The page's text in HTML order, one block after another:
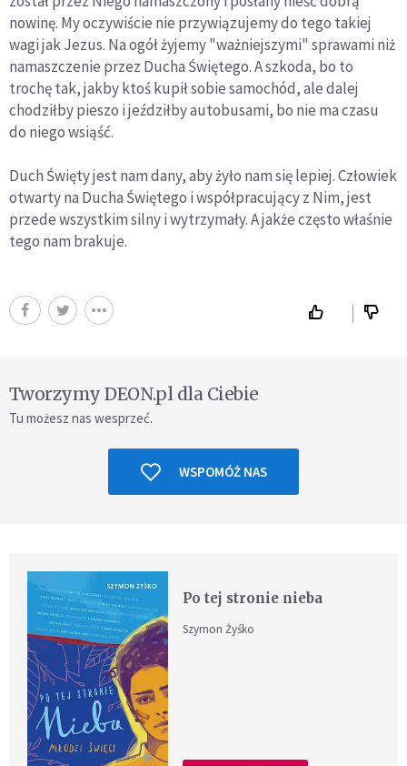
nowinę. My oczywiście nie przywiązujemy do tego takiej
wagi jak Jezus. Na ogół żyjemy "ważniejszymi" sprawami niż
namaszczenie przez Ducha Świętego. A szkoda, bo to
trochę tak, jakby ktoś kupił sobie samochód, ale dalej
chodziłby pieszo i jeździłby autobusami, bo nie ma czasu
do niego wsiąść.
Duch Święty jest nam dany, aby żyło nam się lepiej. Człowiek
otwarty na Ducha Świętego i współpracujący z Nim, jest
przede wszystkim silny i wytrzymały. A jakże często właśnie
tego nam brakuje.
Tworzymy DEON.pl dla Ciebie
Tu możesz nas wesprzeć.
WSPOMÓŻ NAS
Po tej stronie nieba
Szymon Żyśko